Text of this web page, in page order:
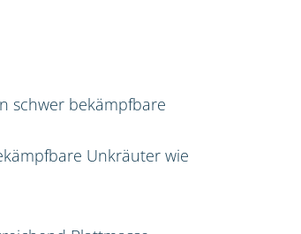
schwer bekämpfbare
Unkräuter wie